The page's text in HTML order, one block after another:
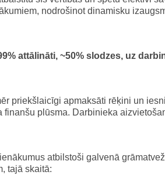
nodrošinot dinamisku
attālināti, ~50% slodzes, uz
priekšlaicīgi apmaksāti rēķini un
plūsma. Darbinieka
atbilstoši galvenā
tajā skaitā: